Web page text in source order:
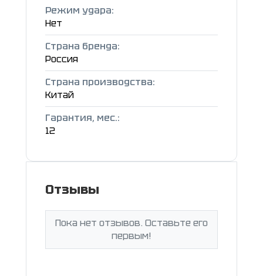
Режим удара:
Нет
Страна бренда:
Россия
Страна производства:
Китай
Гарантия, мес.:
12
Отзывы
Пока нет отзывов. Оставьте его
первым!